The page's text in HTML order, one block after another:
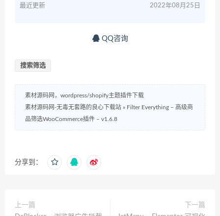
最近更新 2022年08月25日
QQ咨询
搜索筛选
素材源码网，wordpress/shopify主题插件下载
素材源码网-无毒无套路的良心下载站 » Filter Everything – 高级商
品筛选WooCommerce插件 – v1.6.8
分享到：
上一篇
下一篇